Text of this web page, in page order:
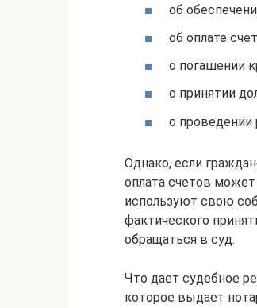
об
об оплате
о погашении
о принятии
о проведении
Однако, если
оплата счетов
используют свою
фактического
обращаться в суд.
Что дает судебное
которое выдает